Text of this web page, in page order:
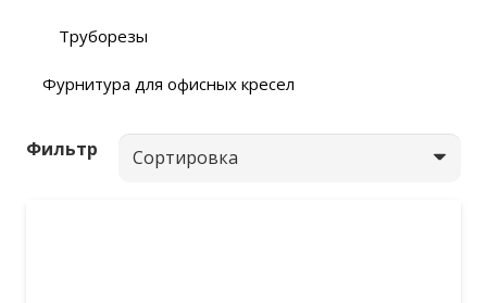
Труборезы
Фурнитура для офисных кресел
Фильтр